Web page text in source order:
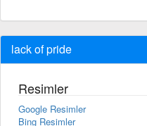
lack of pride
Resimler
Google Resimler
Bing Resimler